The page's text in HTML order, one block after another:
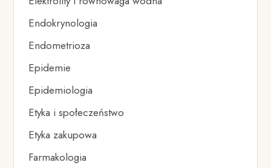
Endokrynologia
Endometrioza
Epidemie
Epidemiologia
Etyka i społeczeństwo
Etyka zakupowa
Farmakologia